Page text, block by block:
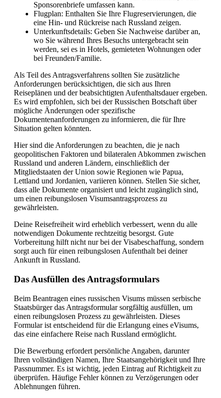
Sponsorenbriefe umfassen kann.
Flugplan: Enthalten Sie Ihre Flugreservierungen, die
eine Hin- und Rückreise nach Russland zeigen.
Unterkunftsdetails: Geben Sie Nachweise darüber an,
wo Sie während Ihres Besuchs untergebracht sein
werden, sei es in Hotels, gemieteten Wohnungen oder
bei Freunden/Familie.
Als Teil des Antragsverfahrens sollten Sie zusätzliche
Anforderungen berücksichtigen, die sich aus Ihren
Reiseplänen und der beabsichtigten Aufenthaltsdauer ergeben.
Es wird empfohlen, sich bei der Russischen Botschaft über
mögliche Änderungen oder spezifische
Dokumentenanforderungen zu informieren, die für Ihre
Situation gelten könnten.
Hier sind die Anforderungen zu beachten, die je nach
geopolitischen Faktoren und bilateralen Abkommen zwischen
Russland und anderen Ländern, einschließlich der
Mitgliedstaaten der Union sowie Regionen wie Papua,
Lettland und Jordanien, variieren können. Stellen Sie sicher,
dass alle Dokumente organisiert und leicht zugänglich sind,
um einen reibungslosen Visumsantragsprozess zu
gewährleisten.
Deine Reisefreiheit wird erheblich verbessert, wenn du alle
notwendigen Dokumente rechtzeitig besorgst. Gute
Vorbereitung hilft nicht nur bei der Visabeschaffung, sondern
sorgt auch für einen reibungslosen Aufenthalt bei deiner
Ankunft in Russland.
Das Ausfüllen des Antragsformulars
Beim Beantragen eines russischen Visums müssen serbische
Staatsbürger das Antragsformular sorgfältig ausfüllen, um
einen reibungslosen Prozess zu gewährleisten. Dieses
Formular ist entscheidend für die Erlangung eines eVisums,
das eine einfachere Reise nach Russland ermöglicht.
Die Bewerbung erfordert persönliche Angaben, darunter
Ihren vollständigen Namen, Ihre Staatsangehörigkeit und Ihre
Passnummer. Es ist wichtig, jeden Eintrag auf Richtigkeit zu
überprüfen. Häufige Fehler können zu Verzögerungen oder
Ablehnungen führen.